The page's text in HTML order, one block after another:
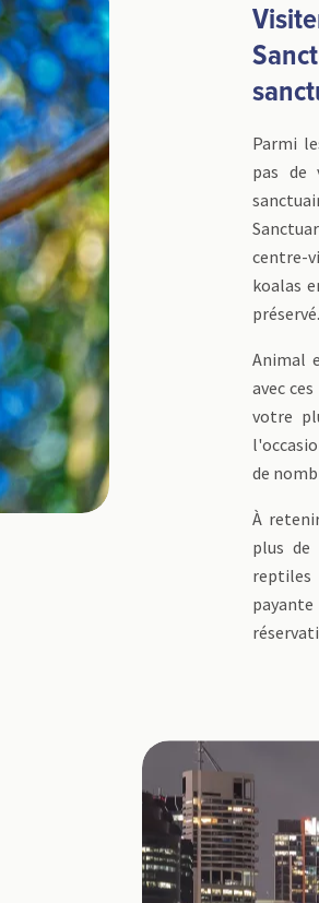
Parmi
pas de
centre-
koalas
préservé.
Animal
avec
votre
de
À
plus de
reptiles